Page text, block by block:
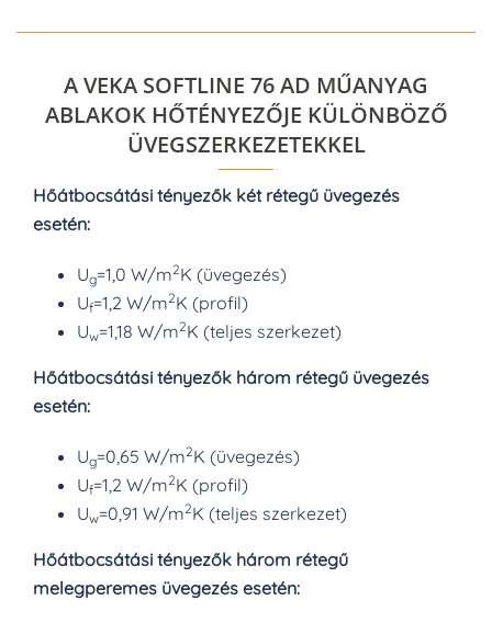
A VEKA SOFTLINE 76 AD MŰANYAG
ABLAKOK HŐTÉNYEZŐJE KÜLÖNBÖZŐ
ÜVEGSZERKEZETEKKEL
Hőátbocsátási tényezők két rétegű üvegezés
esetén:
Ug=1,0 W/m2K (üvegezés)
Uf=1,2 W/m2K (profil)
Uw=1,18 W/m2K (teljes szerkezet)
Hőátbocsátási tényezők három rétegű üvegezés
esetén:
Ug=0,65 W/m2K (üvegezés)
Uf=1,2 W/m2K (profil)
Uw=0,91 W/m2K (teljes szerkezet)
Hőátbocsátási tényezők három rétegű
melegperemes üvegezés esetén: